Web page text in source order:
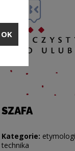
SZAFA
Kategorie:
technika
OK